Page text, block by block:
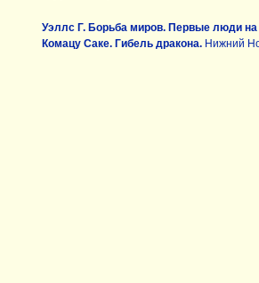
Уэллс Г. Борьба миров. Первые люди на
Комацу Саке. Гибель дракона. Нижний